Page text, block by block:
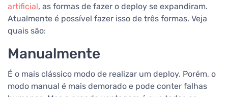
artificial, as formas de fazer o deploy se expandiram.
Atualmente é possível fazer isso de três formas. Veja
quais são:
Manualmente
É o mais clássico modo de realizar um deploy. Porém, o
modo manual é mais demorado e pode conter falhas